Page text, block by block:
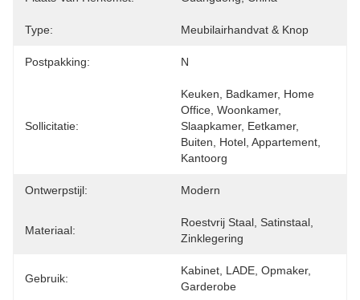
Type: Meubilairhandvat & Knop
Postpakking: N
Sollicitatie:
Keuken, Badkamer, Home
Office, Woonkamer,
Slaapkamer, Eetkamer,
Buiten, Hotel, Appartement,
Kantoorg
Ontwerpstijl: Modern
Materiaal:
Roestvrij Staal, Satinstaal,
Zinklegering
Gebruik:
Kabinet, LADE, Opmaker,
Garderobe